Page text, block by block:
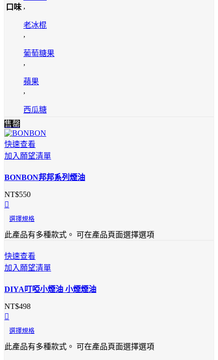
口味 ,
老冰棍
,
葡萄糖果
,
蘋果
,
西瓜糖
售罄
快速查看
加入願望清單
BONBON邦邦系列煙油
NT$550
選擇規格
此產品有多種款式。 可在產品頁面選擇選項
快速查看
加入願望清單
DIYA叮啞小煙油 小煙煙油
NT$498
選擇規格
此產品有多種款式。 可在產品頁面選擇選項